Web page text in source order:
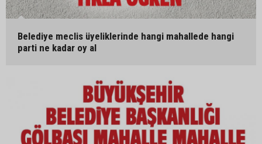
Belediye meclis üyeliklerinde hangi mahallede hangi
parti ne kadar oy al